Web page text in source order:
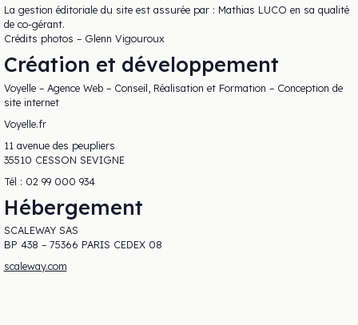
La gestion éditoriale du site est assurée par : Mathias LUCO en sa qualité
de co-gérant.
Crédits photos – Glenn Vigouroux
Création et développement
Voyelle – Agence Web – Conseil, Réalisation et Formation – Conception de
site internet
Voyelle.fr
11 avenue des peupliers
35510 CESSON SEVIGNE
Tél : 02 99 000 934
Hébergement
SCALEWAY SAS
BP 438 – 75366 PARIS CEDEX 08
scaleway.com